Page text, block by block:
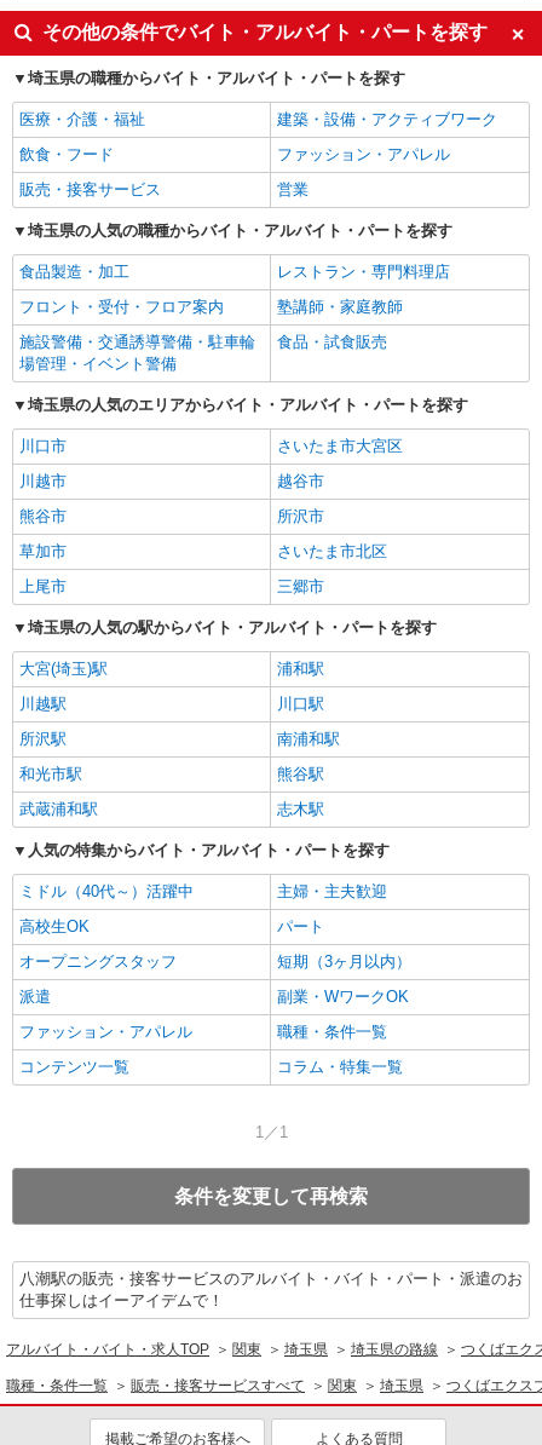
その他の条件でバイト・アルバイト・パートを探す
埼玉県の職種からバイト・アルバイト・パートを探す
医療・介護・福祉
建築・設備・アクティブワーク
飲食・フード
ファッション・アパレル
販売・接客サービス
営業
埼玉県の人気の職種からバイト・アルバイト・パートを探す
食品製造・加工
レストラン・専門料理店
フロント・受付・フロア案内
塾講師・家庭教師
施設警備・交通誘導警備・駐車輪
場管理・イベント警備
食品・試食販売
埼玉県の人気のエリアからバイト・アルバイト・パートを探す
川口市
さいたま市大宮区
川越市
越谷市
熊谷市
所沢市
草加市
さいたま市北区
上尾市
三郷市
埼玉県の人気の駅からバイト・アルバイト・パートを探す
大宮(埼玉)駅
浦和駅
川越駅
川口駅
所沢駅
南浦和駅
和光市駅
熊谷駅
武蔵浦和駅
志木駅
人気の特集からバイト・アルバイト・パートを探す
ミドル（40代～）活躍中
主婦・主夫歓迎
高校生OK
パート
オープニングスタッフ
短期（3ヶ月以内）
派遣
副業・WワークOK
ファッション・アパレル
職種・条件一覧
コンテンツ一覧
コラム・特集一覧
1／1
条件を変更して再検索
八潮駅の販売・接客サービスのアルバイト・バイト・パート・派遣のお
仕事探しはイーアイデムで！
アルバイト・バイト・求人TOP 関東 埼玉県 埼玉県の路線 つくばエク
職種・条件一覧 販売・接客サービスすべて 関東 埼玉県 つくばエクス
掲載ご希望のお客様へ よくある質問